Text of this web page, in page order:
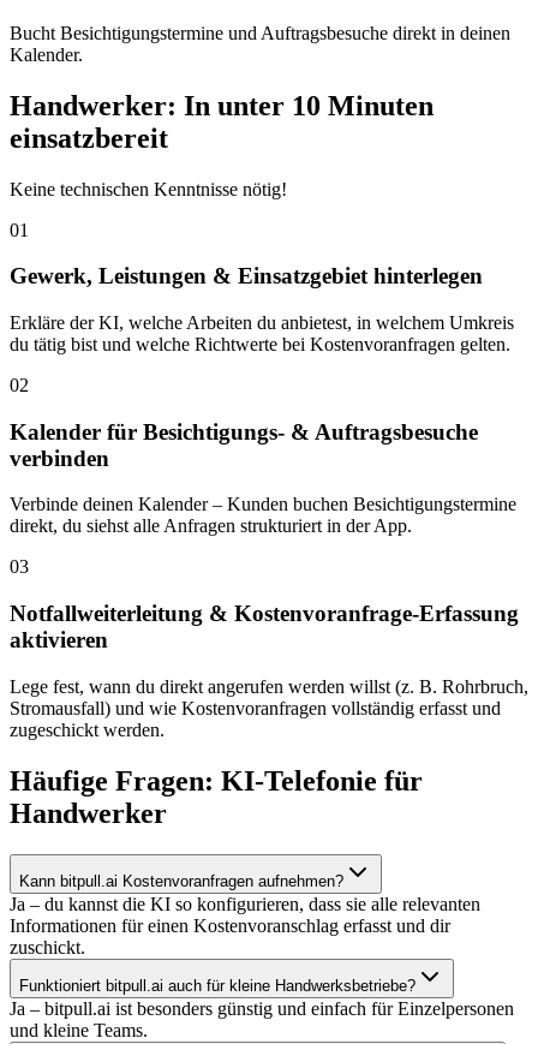
Bucht Besichtigungstermine und Auftragsbesuche direkt in deinen
Kalender.
Handwerker: In unter 10 Minuten
einsatzbereit
Keine technischen Kenntnisse nötig!
01
Gewerk, Leistungen & Einsatzgebiet hinterlegen
Erkläre der KI, welche Arbeiten du anbietest, in welchem Umkreis
du tätig bist und welche Richtwerte bei Kostenvoranfragen gelten.
02
Kalender für Besichtigungs- & Auftragsbesuche
verbinden
Verbinde deinen Kalender – Kunden buchen Besichtigungstermine
direkt, du siehst alle Anfragen strukturiert in der App.
03
Notfallweiterleitung & Kostenvoranfrage-Erfassung
aktivieren
Lege fest, wann du direkt angerufen werden willst (z. B. Rohrbruch,
Stromausfall) und wie Kostenvoranfragen vollständig erfasst und
zugeschickt werden.
Häufige Fragen: KI-Telefonie für
Handwerker
Kann bitpull.ai Kostenvoranfragen aufnehmen?
Ja – du kannst die KI so konfigurieren, dass sie alle relevanten
Informationen für einen Kostenvoranschlag erfasst und dir
zuschickt.
Funktioniert bitpull.ai auch für kleine Handwerksbetriebe?
Ja – bitpull.ai ist besonders günstig und einfach für Einzelpersonen
und kleine Teams.